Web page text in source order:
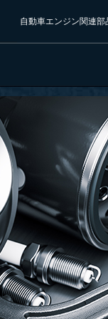
自動車エンジン関連部